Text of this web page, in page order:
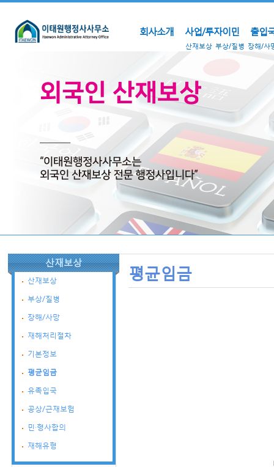
회사소개 사업/투자이민 출입
산재보상 부상/질병 장해/사
산재보상
산재보상
부상/질병
장해/사망
재해처리절차
기본정보
평균임금
유족입국
공상/근재보험
민·형사합의
재해유형
평균임금